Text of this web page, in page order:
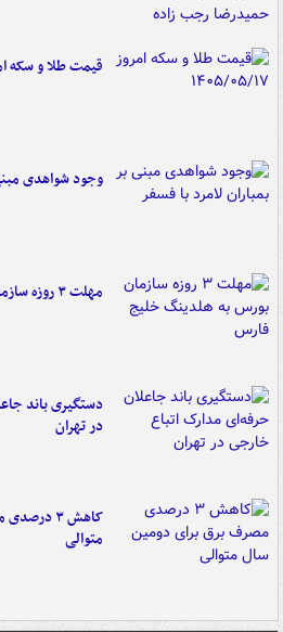
قیمت طلا و سکه امروز
وجود شواهدی
مهلت ۳ روزه سازمان بورس به هلدینگ خلیج فارس
دستگیری باند
در تهران
کاهش ۳
متوالی